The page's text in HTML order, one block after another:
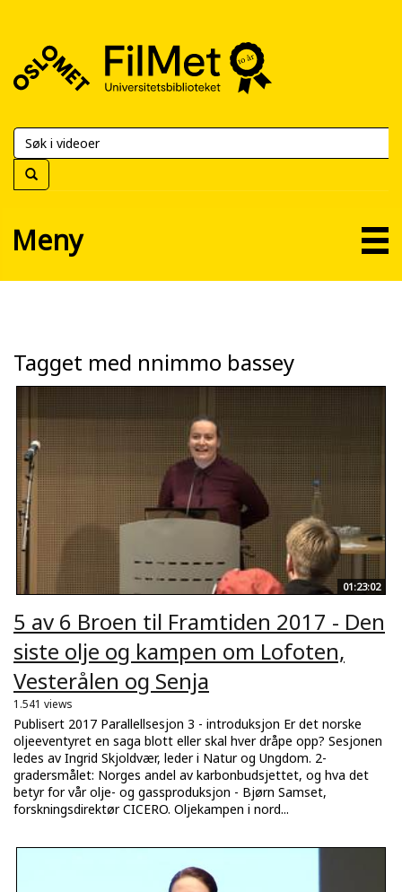
FilMet
Universitetsbiblioteket
Meny
Tagget med nnimmo bassey
01:23:02
5 av 6 Broen til Framtiden 2017 - Den
siste olje og kampen om Lofoten,
Vesterålen og Senja
1.541 views
Publisert 2017 Parallellsesjon 3 - introduksjon Er det norske
oljeeventyret en saga blott eller skal hver dråpe opp? Sesjonen
ledes av Ingrid Skjoldvær, leder i Natur og Ungdom. 2-
gradersmålet: Norges andel av karbonbudsjettet, og hva det
betyr for vår olje- og gassproduksjon - Bjørn Samset,
forskningsdirektør CICERO. Oljekampen i nord...